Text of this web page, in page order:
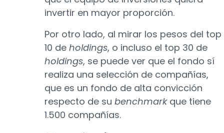
invertir en mayor proporción.
Por otro lado, al mirar los pesos del top
10 de holdings, o incluso el top 30 de
holdings, se puede ver que el fondo sí
realiza una selección de compañías,
que es un fondo de alta convicción
respecto de su benchmark que tiene
1.500 compañías.